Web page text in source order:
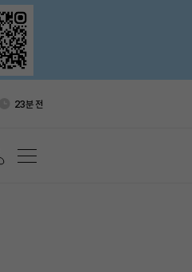
1시간 전
23분 전